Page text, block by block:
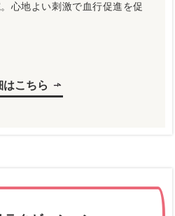
心地よい刺激で血行促進を促
はこちら